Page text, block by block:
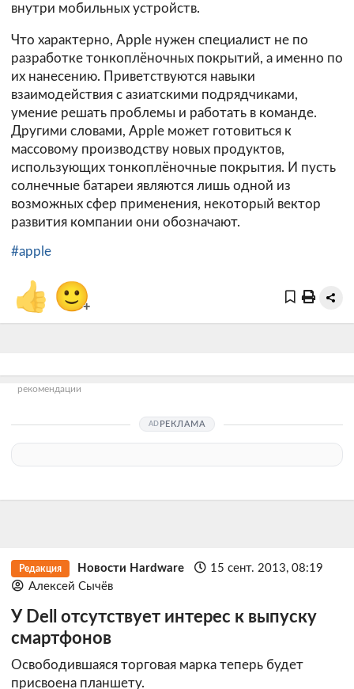
внутри мобильных устройств.
Что характерно, Apple нужен специалист не по
разработке тонкоплёночных покрытий, а именно по
их нанесению. Приветствуются навыки
взаимодействия с азиатскими подрядчиками,
умение решать проблемы и работать в команде.
Другими словами, Apple может готовиться к
массовому производству новых продуктов,
использующих тонкоплёночные покрытия. И пусть
солнечные батареи являются лишь одной из
возможных сфер применения, некоторый вектор
развития компании они обозначают.
#apple
👍 🙂+
рекомендации
РЕКЛАМА
Редакция Новости Hardware
15 сент. 2013, 08:19
Алексей Сычёв
У Dell отсутствует интерес к выпуску
смартфонов
Освободившаяся торговая марка теперь будет
присвоена планшету.